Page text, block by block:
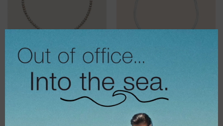
28,00
22,40
€11,20
Κολιέ Janet silver Κολιέ Silver Coins